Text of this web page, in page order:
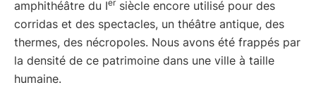
amphithéâtre du Iersiècle encore utilisé pour des
corridas et des spectacles, un théâtre antique, des
thermes, des nécropoles. Nous avons été frappés par
la densité de ce patrimoine dans une ville à taille
humaine.